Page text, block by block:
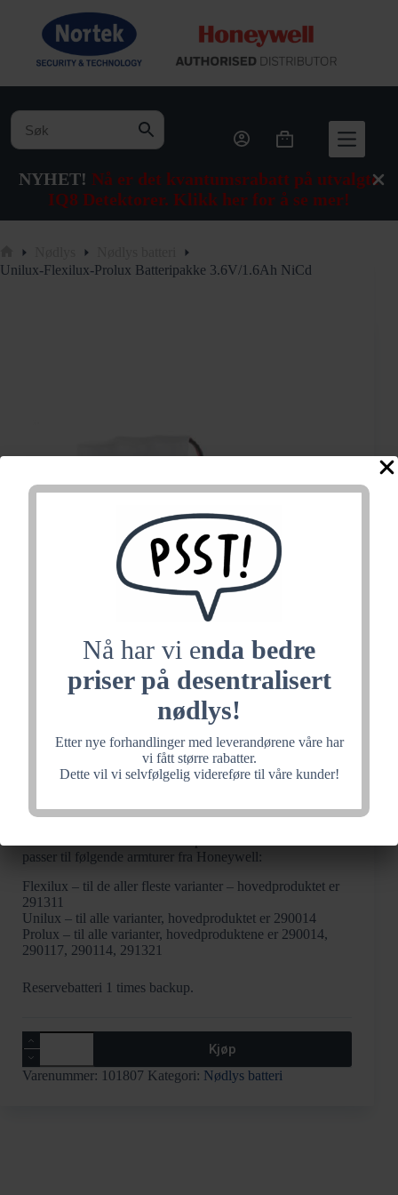
Nå har vi enda bedre
priser på desentralisert
nødlys!
Etter nye forhandlinger med leverandørene våre har
vi fått større rabatter.
Dette vil vi selvfølgelig videreføre til våre kunder!
NYHET! Nå er det kvantumsrabatt på utvalgte
IQ8 Detektorer. Klikk her for å se mer!
innholdet
Handlekurv
Hjem
Unilux-Flexilux-Prolux Batteripakke 3.6V/1.6Ah NiCd
Unilux-Flexilux-Prolux
Batteripakke 3.6V/1.6Ah
passer til følgende armturer fra Honeywell:
Flexilux – til de aller fleste varianter – hovedproduktet er
291311
Unilux – til alle varianter, hovedproduktet er 290014
Prolux – til alle varianter, hovedproduktene er 290014,
290117, 290114, 291321
Reservebatteri 1 times backup.
Unilux-
Flexilux-
Prolux
Batteripakke
Kjøp
Varenummer: 101807 Kategori: Nødlys batteri